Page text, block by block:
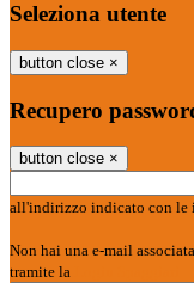
Seleziona utente
button close ×
Recupero
button close ×
all'indirizzo indicato con le
Non hai una e-mail
tramite la